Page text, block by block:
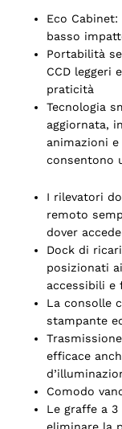
Eco
basso
Portabilità
CCD leggeri
praticità
Tecnologia
aggiornata,
animazioni
consentono
I rilevatori
remoto
dover
Dock di
posizionati
accessibili e
La consolle
stampante
efficace
Comodo
Le graffe a
eliminare la